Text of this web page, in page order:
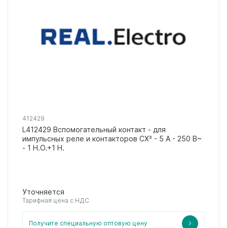
412429
L412429 Вспомогательный контакт - для
импульсных реле и контакторов CX³ - 5 А - 250 В~
- 1 Н.О.+1 Н.
Уточняется
Тарифная цена с НДС
Получите специальную оптовую цену